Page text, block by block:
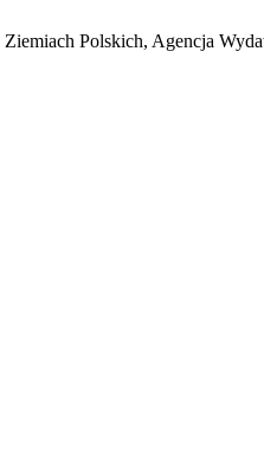
Polskich, Agencja